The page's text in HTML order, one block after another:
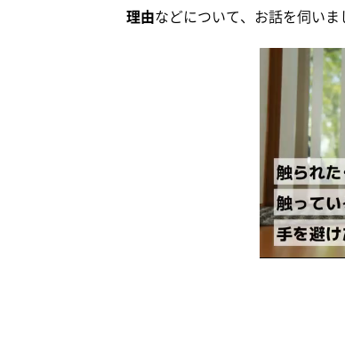
理由などについて、お話を伺いま